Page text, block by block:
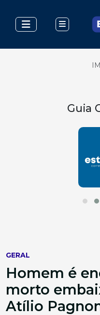
Guia
GERAL
Homem é
morto
Atílio